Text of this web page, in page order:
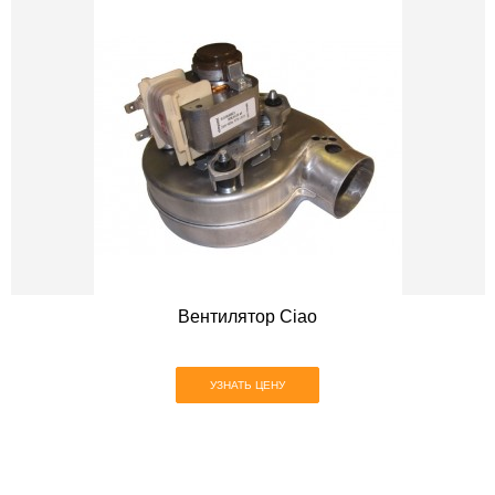
Вентилятор Ciao
УЗНАТЬ ЦЕНУ